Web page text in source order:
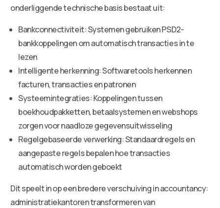
onderliggende technische basis bestaat uit:
Bankconnectiviteit: Systemen gebruiken PSD2-
bankkoppelingen om automatisch transacties in te
lezen
Intelligente herkenning: Softwaretools herkennen
facturen, transacties en patronen
Systeemintegraties: Koppelingen tussen
boekhoudpakketten, betaalsystemen en webshops
zorgen voor naadloze gegevensuitwisseling
Regelgebaseerde verwerking: Standaardregels en
aangepaste regels bepalen hoe transacties
automatisch worden geboekt
Dit speelt in op een bredere verschuiving in accountancy:
administratiekantoren transformeren van